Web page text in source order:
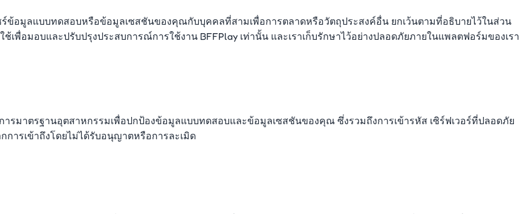
ข้อมูลแบบทดสอบหรือข้อมูลเซสชันของคุณกับบุคคลที่สามเพื่อการตลาดหรือวัตถุประสงค์อื่น ยกเว้นตามที่อธิบายไว้ในส่วน
พื่อมอบและปรับปรุงประสบการณ์การใช้งาน BFFPlay เท่านั้น และเราเก็บรักษาไว้อย่างปลอดภัยภายในแพลตฟอร์มของเรา
มาตรฐานอุตสาหกรรมเพื่อปกป้องข้อมูลแบบทดสอบและข้อมูลเซสชันของคุณ ซึ่งรวมถึงการเข้ารหัส เซิร์ฟเวอร์ที่ปลอดภัย
ารเข้าถึงโดยไม่ได้รับอนุญาตหรือการละเมิด